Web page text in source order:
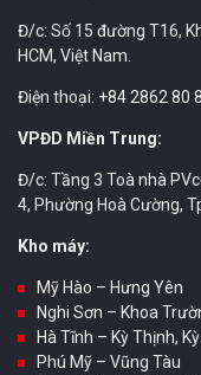
Đ/c: Số 15 đường T16,
HCM, Việt Nam.
Điện thoại: +84 2862 80
VPĐD Miền Trung:
Đ/c: Tầng 3 Toà nhà
4, Phường Hoà Cường,
Kho máy:
Mỹ Hào – Hưng Yên
Nghi Sơn – Khoa
Hà Tĩnh – Kỳ Thịnh,
Phú Mỹ – Vũng Tàu